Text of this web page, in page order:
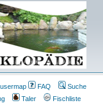
usermap FAQ
Suche
Taler Fischliste